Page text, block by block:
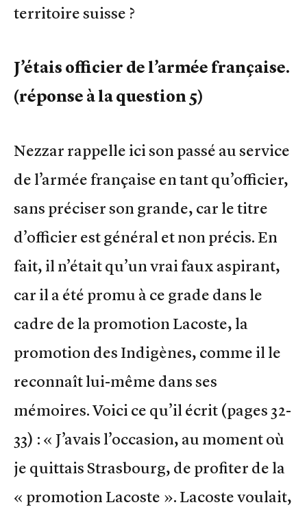
territoire suisse ?
J’étais officier de l’armée française.
(réponse à la question 5)
Nezzar rappelle ici son passé au service
de l’armée française en tant qu’officier,
sans préciser son grande, car le titre
d’officier est général et non précis. En
fait, il n’était qu’un vrai faux aspirant,
car il a été promu à ce grade dans le
cadre de la promotion Lacoste, la
promotion des Indigènes, comme il le
reconnaît lui-même dans ses
mémoires. Voici ce qu’il écrit (pages 32-
33) : « J’avais l’occasion, au moment où
je quittais Strasbourg, de profiter de la
« promotion Lacoste ». Lacoste voulait,